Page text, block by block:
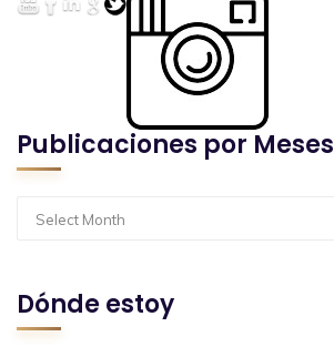
Publicaciones por Meses
Select Month
Dónde estoy